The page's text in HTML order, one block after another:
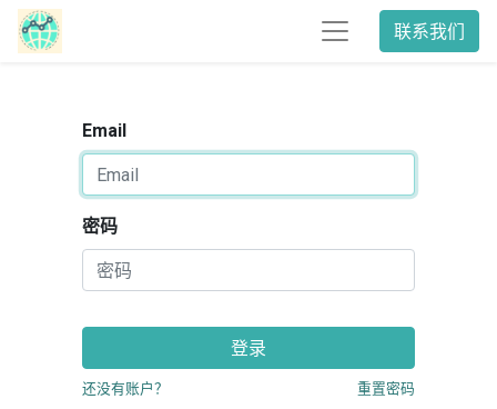
联系我们
Email
密码
登录
还没有账户？
重置密码